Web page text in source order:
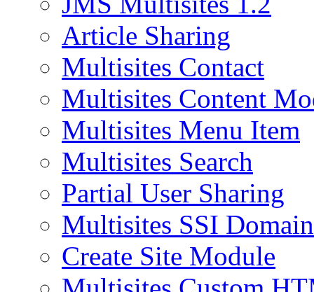
Article Sharing
Multisites Contact
Multisites Content
Multisites Menu Item
Multisites Search
Partial User Sharing
Multisites SSI
Create Site Module